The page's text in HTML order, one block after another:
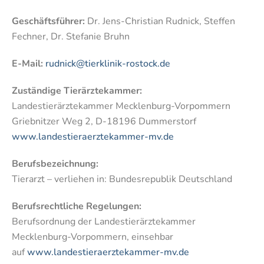
Geschäftsführer: Dr. Jens-Christian Rudnick, Steffen
Fechner, Dr. Stefanie Bruhn
E-Mail: rudnick@tierklinik-rostock.de
Zuständige Tierärztekammer:
Landestierärztekammer Mecklenburg-Vorpommern
Griebnitzer Weg 2, D-18196 Dummerstorf
www.landestieraerztekammer-mv.de
Berufsbezeichnung:
Tierarzt – verliehen in: Bundesrepublik Deutschland
Berufsrechtliche Regelungen:
Berufsordnung der Landestierärztekammer
Mecklenburg-Vorpommern, einsehbar
aufwww.landestieraerztekammer-mv.de